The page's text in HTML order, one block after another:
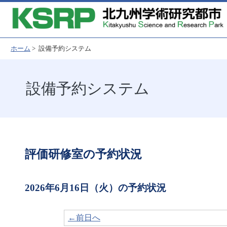
ホーム > 設備予約システム
設備予約システム
評価研修室の予約状況
2026年6月16日（火）の予約状況
←前日へ